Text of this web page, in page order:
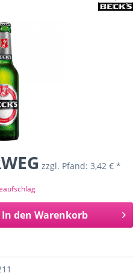
zzgl. Pfand: 3,42 € *
In den Warenkorb